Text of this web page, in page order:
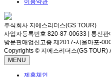
이용약관
주식회사 지에스리더스(GS TOUR)
사업자등록번호 820-87-00633 | 통신
방문판매업신고증 제2017-서울마포-
Copyrights © 지에스리더스(GS TOUR)
MENU
제휴체인